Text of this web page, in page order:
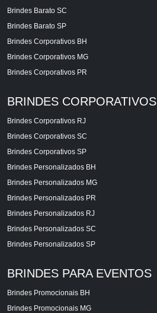
Brindes Barato SC
Brindes Barato SP
Brindes Corporativos BH
Brindes Corporativos MG
Brindes Corporativos PR
BRINDES CORPORATIVOS
Brindes Corporativos RJ
Brindes Corporativos SC
Brindes Corporativos SP
Brindes Personalizados BH
Brindes Personalizados MG
Brindes Personalizados PR
Brindes Personalizados RJ
Brindes Personalizados SC
Brindes Personalizados SP
BRINDES PARA EVENTOS
Brindes Promocionais BH
Brindes Promocionais MG